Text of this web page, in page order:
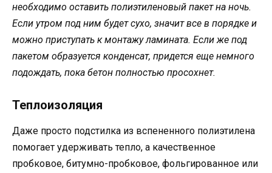
необходимо оставить полиэтиленовый пакет на ночь.
Если утром под ним будет сухо, значит все в порядке и
можно приступать к монтажу ламината. Если же под
пакетом образуется конденсат, придется еще немного
подождать, пока бетон полностью просохнет.
Теплоизоляция
Даже просто подстилка из вспененного полиэтилена
помогает удерживать тепло, а качественное
пробковое, битумно-пробковое, фольгированное или